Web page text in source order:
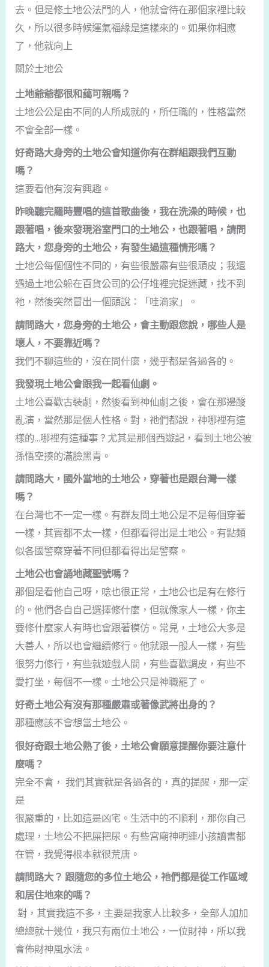
去。但是修土地公法門的人，他就會待在那個家裡比較
久，所以很多時候運氣福緣是這樣來的。如果你相應
了，他就向上
關於土地公
土地爺爺都很和藹可親嗎？
土地公公是由不同的人所成就的，所任職的，性格當然
不會全部一樣。
好奇路大身旁的土地公會知道你有在群組跟我們互動
嗎？
這要看他有沒有興趣。
昨晚聽完羅時豐唱的這首歌曲後，我在洗澡的時候，也
跟著唱，後來發現浴室門口的土地公，也跟著唱，請問
路大，您身旁的土地公，有發生過這種情形嗎？
土地公每個個性不同的，有些很嚴肅有些很頑皮；我還
遇過土地公躲在百貨公司的公仔堆裡完捉迷藏，找不到
祂，然後突然冒出一個頭說：「哇滴家」。
請問路大，您身旁的土地公，會主動跟您說，哪些人是
壞人，不要靠近嗎？
我們不聊這些的，沒在問什麼，幾乎都是各過各的。
我發現土地公會跟我一起看仙劇。
土地公喜歡古裝劇，然後看到神仙劇之後，會在那邊酸
亂演，當然那是個人性格。對，祂們都說，神哪裡有這
樣的…哪裡有這種事？尤其是那個西遊記，看到土地公被
孫悟空揍的滿臉黑青。
請問路大，國外當地的土地公，穿著也是跟台灣一樣
嗎？
在台灣也不一定一樣。有群友問土地公是不是每個穿著
一樣，其實都不太一樣，但都看得出是土地公。有點類
似各國警察穿著不同但都看得出是警察。
土地公也會誦地藏聖號嗎？
那個是看他自己呀，唸也很正常，土地公也是有在修行
的。他們各自自己選擇修什麼，但就像家人一樣，你主
要修什麼家人有時也會跟著模仿。常見，土地公大多是
大善人，所以也會繼續修行。他就跟一般人一樣，有些
很努力修行，有些就遊戲人間，有些喜歡調皮，有些不
愛打坐，每個不一樣。土地公只是神職罷了。
好奇土地公有沒有那種嚴肅或著像武將出身的？
那種應該不會想當土地公。
很好奇跟土地公熟了後，土地公會願意提醒你要注意什
麼嗎？
完全不會， 我們其實就是各過各的，真的提醒，那一定
是
很嚴重的，比如這是凶宅。生活中的不順利，那你自己
處理，土地公不把屎把尿。有些宮廟神明連小孩讀書都
在管，我覺得根本就很荒唐。
請問路大？ 跟隨您的多位土地公，祂們都是從工作區域
和居住地來的嗎？
對，其實我這不多，主要是我家人比較多，全部人加加
總總就十幾位，我只有兩位土地公，一位財神，所以我
會佈財神風水法。